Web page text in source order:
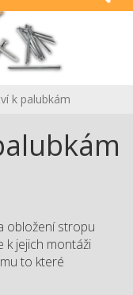
k palubkám
obložení stropu
k jejich montáži
to které